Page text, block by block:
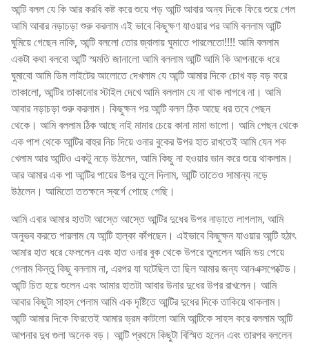
আন্টি বলল যে কি আর করবি কষ্ট করে শুয়ে পড় আন্টি আবার অন্য দিকে ফিরে শুয়ে গেল
আমি আবার নড়াচড়া শুরু করলাম এই ভাবে কিছুক্ষণ যাওয়ার পর আমি বললাম আন্টি
ঘুমিয়ে গেছেন নাকি, আন্টি বললো তোর জ্বালায় ঘুমাতে পারলেতো!!!! আমি বললাম
একটা কথা বলবো আন্টি স্মমতি জানালো আমি বললাম আন্টি আমি কি আপনাকে ধরে
ঘুমাবো আমি ডিম লাইটের আলোতে দেখলাম যে আন্টি আমার দিকে চোখ বড় বড় করে
তাকালো, আন্টির তাকানোর স্টাইল দেখে আমি বললাম যে না থাক লাগবে না। আমি
আবার নড়াচড়া শুরু করলাম। কিছুক্ষন পর আন্টি বলল ঠিক আছে ধর তবে পেছন
থেকে। আমি বললাম ঠিক আছে নাই মামার চেয়ে কানা মামা ভালো। আমি পেছন থেকে
এক পাশ থেকে আন্টির বাহুর নিচ দিয়ে ওনার বুকের উপর হাত রাখতেই আমি যেন শক
খেলাম আর আন্টিও একটু নড়ে উঠলেন, আমি কিছু না হওয়ার ভান করে শুয়ে থাকলাম।
আর আমার এক পা আন্টির পায়ের উপর তুলে দিলাম, আন্টি তাতেও সামান্য নড়ে
উঠলেন। আমিতো ততক্ষনে স্বর্গে পোছে গেছি।
আমি এবার আমার হাতটা আস্তে আস্তে আন্টির দুধের উপর নাড়াতে লাগলাম, আমি
অনুভব করতে পারলাম যে আন্টি হাল্কা কাঁপছেন। এইভাবে কিছুক্ষন যাওয়ার আন্টি হঠাৎ
আমার হাত ধরে ফেললেন এবং হাত ওনার বুক থেকে উপরে তুললেন আমি ভয় পেয়ে
গেলাম কিন্তু কিছু বললাম না, এরপর যা ঘটেছিল তা ছিল আমার জন্য আনএক্সপেক্টেড।
আন্টি চিত হয়ে শুলেন এবং আমার হাতটা আবার উনার দুধের উপর রাখলেন। আমি
আবার কিছুটা সাহস পেলাম আমি এক দৃষ্টিতে আন্টির দুধের দিকে তাকিয়ে থাকলাম।
আন্টি আমার দিকে ফিরতেই আমার ভ্রম কাটলো আমি আন্টিকে সাহস করে বললাম আন্টি
আপনার দুধ গুলা অনেক বড়। আন্টি প্রথমে কিছুটা বিস্মিত হলেন এবং তারপর বললেন